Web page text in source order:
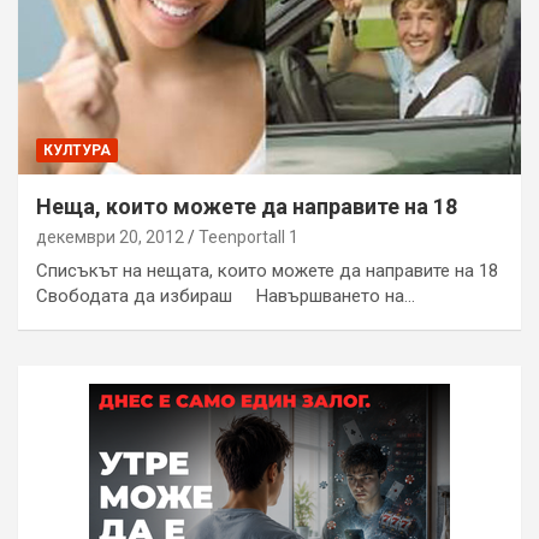
КУЛТУРА
Неща, които можете да направите на 18
декември 20, 2012 Teenportall 1
Списъкът на нещата, които можете да направите на 18
Свободата да избираш Навършването на…